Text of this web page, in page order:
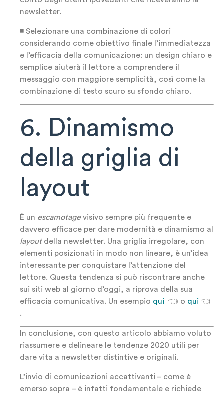
newsletter.
◾ Selezionare una combinazione di colori
considerando come obiettivo finale l’immediatezza
e l’efficacia della comunicazione: un design chiaro e
semplice aiuterà il lettore a comprendere il
messaggio con maggiore semplicità, così come la
combinazione di testo scuro su sfondo chiaro.
6. Dinamismo
della griglia di
layout
È un escamotage visivo sempre più frequente e
davvero efficace per dare modernità e dinamismo al
layoutdella newsletter. Una griglia irregolare, con
elementi posizionati in modo non lineare, è un’idea
interessante per conquistare l’attenzione del
lettore. Questa tendenza si può riscontrare anche
sui siti web al giorno d’oggi, a riprova della sua
efficacia comunicativa. Un esempio qui 👈 o qui 👈
.
In conclusione, con questo articolo abbiamo voluto
riassumere e delineare le tendenze 2020 utili per
dare vita a newsletter distintive e originali.
L’invio di comunicazioni accattivanti – come è
emerso sopra – è infatti fondamentale e richiede